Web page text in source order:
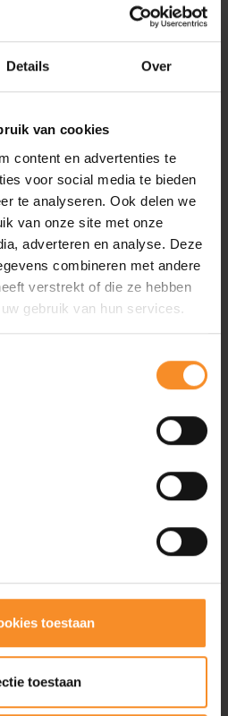
Details Over
van cookies
content en advertenties te
voor social media te bieden
te analyseren. Ook delen we
van onze site met onze
adverteren en analyse. Deze
combineren met andere
verstrekt of die ze hebben
gebruik van hun services.
toestaan
toestaan
Els Talloen van The Extra
een full body work-out
een soepel lichaam en
kan inzetten voor herstel,
je aan een praktische workshop;
en gaat lopen in groep,
de impact te ervaren.
(Zaterdag)